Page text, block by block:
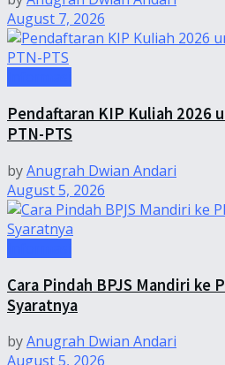
August 7, 2026
Pendaftaran KIP Kuliah 2026
PTN-PTS
byAnugrah Dwian Andari
August 5, 2026
Cara Pindah BPJS Mandiri ke
Syaratnya
byAnugrah Dwian Andari
August 5, 2026